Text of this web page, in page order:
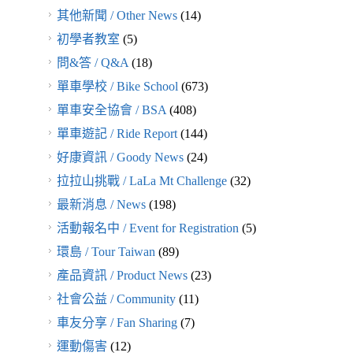
其他新聞 / Other News(14)
初學者教室 (5)
問&答 / Q&A(18)
單車學校 / Bike School(673)
單車安全協會 / BSA(408)
單車遊記 / Ride Report(144)
好康資訊 / Goody News(24)
拉拉山挑戰 / LaLa Mt Challenge(32)
最新消息 / News(198)
活動報名中 / Event for Registration(5)
環島 / Tour Taiwan(89)
產品資訊 / Product News(23)
社會公益 / Community(11)
車友分享 / Fan Sharing(7)
運動傷害(12)